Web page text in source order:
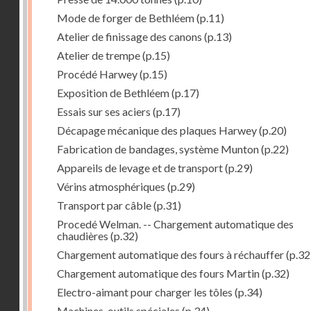
Mode de forger de Bethléem(p.11)
Atelier de finissage des canons (p.13)
Atelier de trempe(p.15)
Procédé Harwey(p.15)
Exposition de Bethléem(p.17)
Essais sur ses aciers (p.17)
Décapage mécanique des plaques Harwey(p.20)
Fabrication de bandages, système Munton(p.22)
Appareils de levage et de transport(p.29)
Vérins atmosphériques (p.29)
Transport par câble(p.31)
Procedé Welman. -- Chargement automatique des
chaudières (p.32)
Chargement automatique des fours à réchauffer
Chargement automatique des fours Martin(p.32)
Electro-aimant pour charger les tôles (p.34)